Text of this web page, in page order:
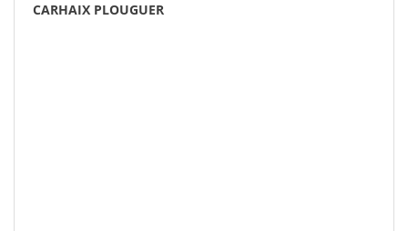
CARHAIX PLOUGUER